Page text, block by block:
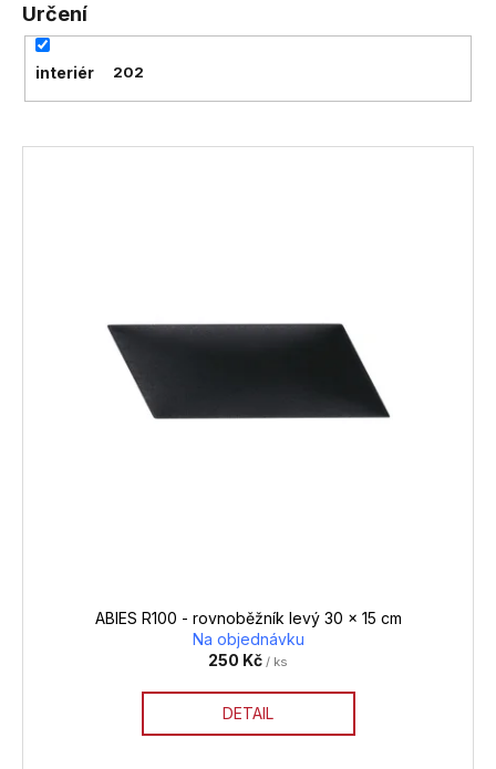
Určení
interiér 202
ABIES R100 - rovnoběžník levý 30 x 15 cm
Na objednávku
250 Kč / ks
DETAIL